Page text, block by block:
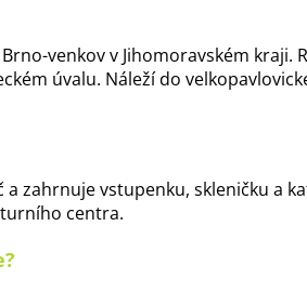
venkov v Jihomoravském kraji.
úvalu. Náleží do
a zahrnuje vstupenku, skleničku a
centra.